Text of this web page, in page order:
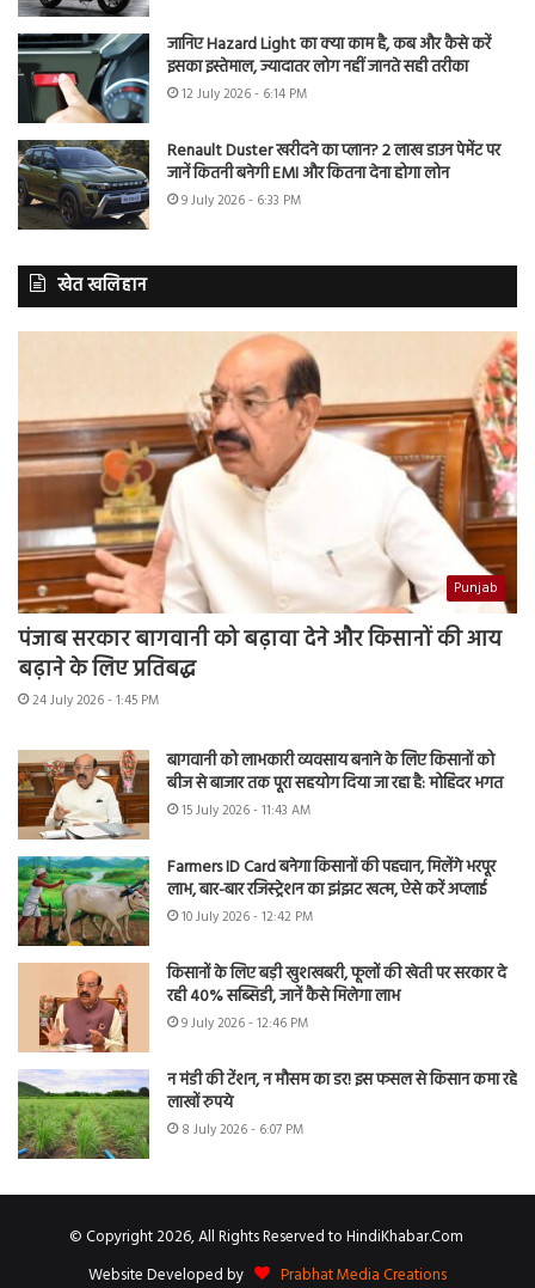
जानिए Hazard Light का क्या काम है, कब और कैसे करें
इसका इस्तेमाल, ज्यादातर लोग नहीं जानते सही तरीका
12 July 2026 - 6:14 PM
Renault Duster खरीदने का प्लान? 2 लाख डाउन पेमेंट पर
जानें कितनी बनेगी EMI और कितना देना होगा लोन
9 July 2026 - 6:33 PM
खेत खलिहान
Punjab
पंजाब सरकार बागवानी को बढ़ावा देने और किसानों की आय
बढ़ाने के लिए प्रतिबद्ध
24 July 2026 - 1:45 PM
बागवानी को लाभकारी व्यवसाय बनाने के लिए किसानों को
बीज से बाजार तक पूरा सहयोग दिया जा रहा है: मोहिंदर भगत
15 July 2026 - 11:43 AM
Farmers ID Card बनेगा किसानों की पहचान, मिलेंगे भरपूर
लाभ, बार-बार रजिस्ट्रेशन का झंझट खत्म, ऐसे करें अप्लाई
10 July 2026 - 12:42 PM
किसानों के लिए बड़ी खुशखबरी, फूलों की खेती पर सरकार दे
रही 40% सब्सिडी, जानें कैसे मिलेगा लाभ
9 July 2026 - 12:46 PM
न मंडी की टेंशन, न मौसम का डर! इस फसल से किसान कमा रहे
लाखों रुपये
8 July 2026 - 6:07 PM
© Copyright 2026, All Rights Reserved to HindiKhabar.Com
Website Developed by
Prabhat Media Creations